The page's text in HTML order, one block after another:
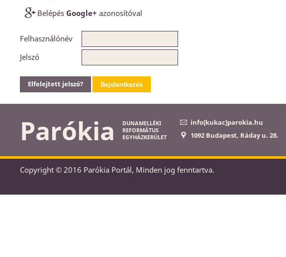
Belépés Google+ azonosítóval
Felhasználónév
Jelszó
Elfelejtett jelszó? Bejelentkezés
Parókia
DUNAMELLÉKI
REFORMÁTUS
EGYHÁZKERÜLET
info[kukac]parokia.hu
1092 Budapest, Ráday u. 28.
Copyright © 2016 Parókia Portál, Minden jog fenntartva.